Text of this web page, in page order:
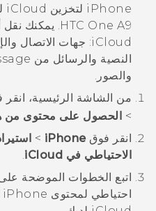
الدعم
أجهزة HTC والملحقات
iPhone لتخزين iCloud
HTC One A9. يمكنك نقل
iCloud: جهات الاتصال
النصية والرسائل من
والصور.
من الشاشة
الرئيسية،
> الحصول على محتوى من
انقر فوقiPhone
>
الاحتياطي في iCloud
اتبع الخطوات الموضحة
احتياطي لمحتوى iPhone